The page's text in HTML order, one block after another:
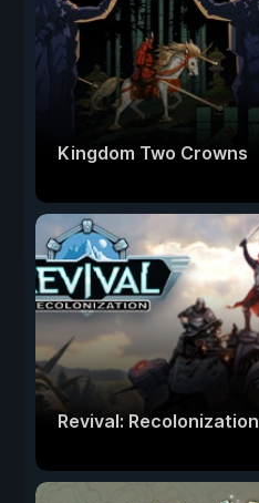
Kingdom Two Crowns
Revival: Recolonization